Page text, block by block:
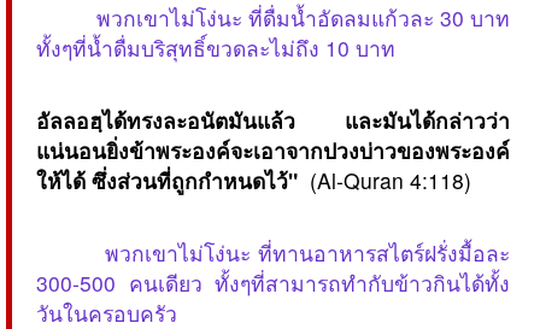
พวกเขาไม่โง่นะ ที่ดื่มน้ำอัดลมแก้วละ 30 บาท
ทั้งๆที่น้ำดื่มบริสุทธิ์ขวดละไม่ถึง 10 บาท
อัลลอฮฺได้ทรงละอนัตมันแล้ว และมันได้กล่าวว่า
แน่นอนยิ่งข้าพระองค์จะเอาจากปวงบ่าวของพระองค์
ให้ได้ ซึ่งส่วนที่ถูกกำหนดไว้" (Al-Quran 4:118)
พวกเขาไม่โง่นะ ที่ทานอาหารสไตร์ฝรั่งมื้อละ
300-500 คนเดียว ทั้งๆที่สามารถทำกับข้าวกินได้ทั้ง
วันในครอบครัว